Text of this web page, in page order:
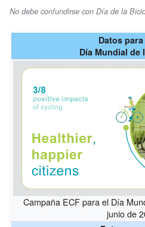
No debe confundirse con Día de la
Datos
Día Mundial de
Campaña ECF para el Día
junio de